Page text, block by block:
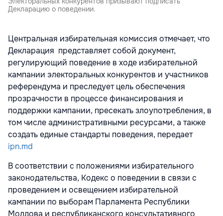
Декларацию о поведении.
Центральная избирательная комиссия отмечает, что
Декларация представляет собой документ,
регулирующий поведение в ходе избирательной
кампании электоральных конкурентов и участников
референдума и преследует цель обеспечения
прозрачности в процессе финансирования и
поддержки кампании, пресекать злоупотребления, в
том числе административными ресурсами, а также
создать единые стандарты поведения, передает
ipn.md
В соответствии с положениями избирательного
законодательства, Кодекс о поведении в связи с
проведением и освещением избирательной
кампании по выборам Парламента Республики
Молдова и республиканского консультативного